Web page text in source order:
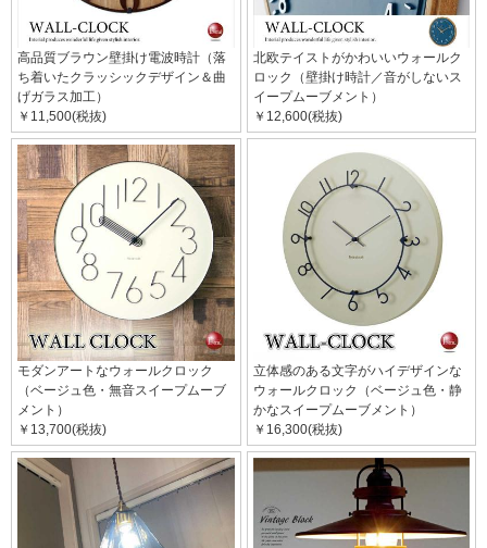
高品質ブラウン壁掛け電波時計（落
ち着いたクラッシックデザイン＆曲
げガラス加工）
￥11,500(税抜)
北欧テイストがかわいいウォールク
ロック（壁掛け時計／音がしないス
イープムーブメント）
￥12,600(税抜)
モダンアートなウォールクロック
（ベージュ色・無音スイープムーブ
メント）
￥13,700(税抜)
立体感のある文字がハイデザインな
ウォールクロック（ベージュ色・静
かなスイープムーブメント）
￥16,300(税抜)